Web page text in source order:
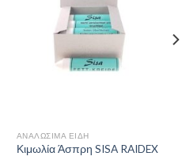
επιθυμιών
ΑΝΑΛΏΣΙΜΑ ΕΊΔΗ
Κιμωλία Άσπρη SISA RAIDEX